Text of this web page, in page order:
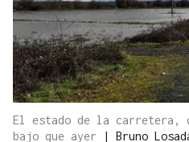
El estado de la carretera,
bajo que ayer
| Bruno